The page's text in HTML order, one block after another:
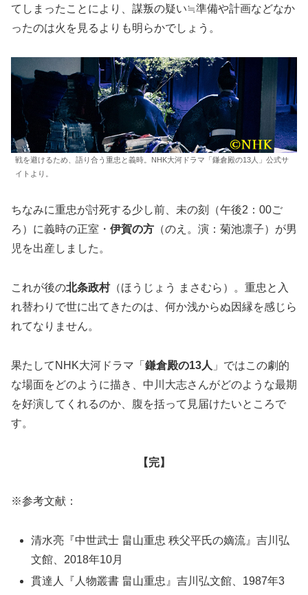
てしまったことにより、謀叛の疑い≒準備や計画などなか
ったのは火を見るよりも明らかでしょう。
戦を避けるため、語り合う重忠と義時。NHK大河ドラマ「鎌倉殿の13人」公式サ
イトより。
ちなみに重忠が討死する少し前、未の刻（午後2：00ご
ろ）に義時の正室・ 伊賀の方 （のえ。演：菊池凛子）が男
児を出産しました。
これが後の北条政村（ほうじょう まさむら）。重忠と入
れ替わりで世に出てきたのは、何か浅からぬ因縁を感じら
れてなりません。
果たしてNHK大河ドラマ「 鎌倉殿の13人 」ではこの劇的
な場面をどのように描き、中川大志さんがどのような最期
を好演してくれるのか、腹を括って見届けたいところで
す。
【完】
※参考文献：
清水亮『中世武士 畠山重忠 秩父平氏の嫡流』吉川弘
文館、2018年10月
貫達人『人物叢書 畠山重忠』吉川弘文館、1987年3